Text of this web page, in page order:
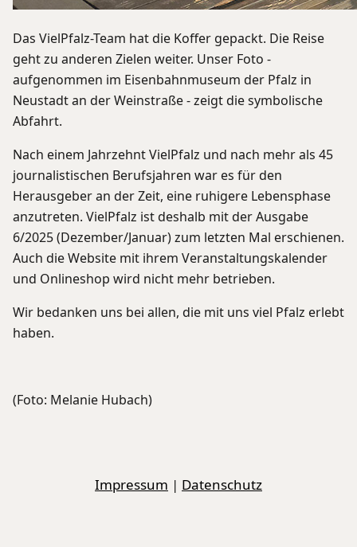
Das VielPfalz-Team hat die Koffer gepackt. Die Reise
geht zu anderen Zielen weiter. Unser Foto -
aufgenommen im Eisenbahnmuseum der Pfalz in
Neustadt an der Weinstraße - zeigt die symbolische
Abfahrt.
Nach einem Jahrzehnt VielPfalz und nach mehr als 45
journalistischen Berufsjahren war es für den
Herausgeber an der Zeit, eine ruhigere Lebensphase
anzutreten. VielPfalz ist deshalb mit der Ausgabe
6/2025 (Dezember/Januar) zum letzten Mal erschienen.
Auch die Website mit ihrem Veranstaltungskalender
und Onlineshop wird nicht mehr betrieben.
Wir bedanken uns bei allen, die mit uns viel Pfalz erlebt
haben.
(Foto: Melanie Hubach)
Impressum | Datenschutz